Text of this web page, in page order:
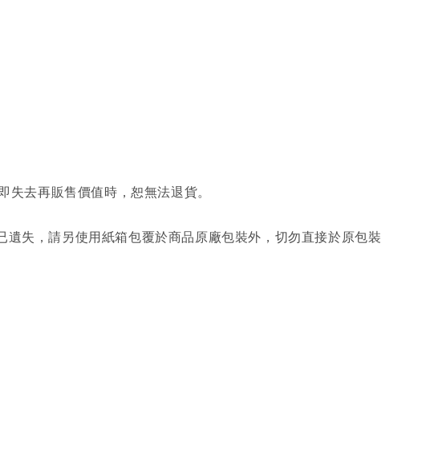
去再販售價值時，恕無法退貨。
失，請另使用紙箱包覆於商品原廠包裝外，切勿直接於原包裝